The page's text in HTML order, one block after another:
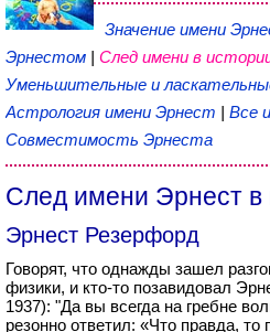
Значение имени
Эрнестом | След имени в
Уменьшительные и
Астрология имени Эрнест | Все
Совместимость Эрнеста
След имени Эрнест в
Эрнест Резерфорд
Говорят, что однажды зашел
физики, и кто-то позавидовал
1937): "Да вы всегда на гребне
резонно ответил: «Что правда,